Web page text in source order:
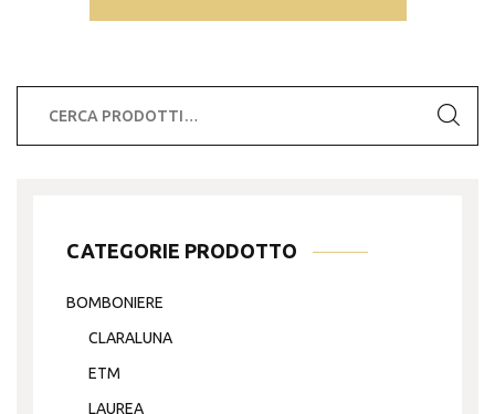
CATEGORIE PRODOTTO
BOMBONIERE
CLARALUNA
ETM
LAUREA